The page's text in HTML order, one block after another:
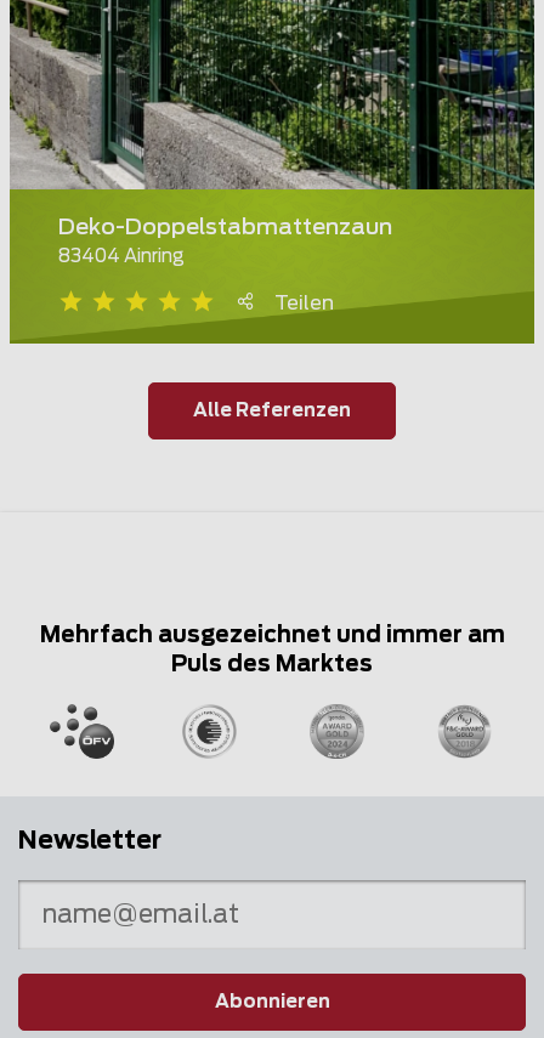
Deko-Doppelstabmattenzaun
83404 Ainring
Teilen
Alle Referenzen
Mehrfach ausgezeichnet und immer am
Puls des Marktes
Newsletter
Abonnieren